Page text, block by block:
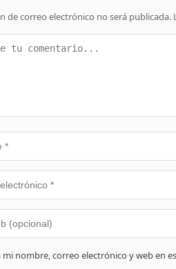
de correo electrónico no será publicada.
mi nombre, correo electrónico y web en